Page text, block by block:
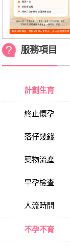
服務項目
計劃生育
終止懷孕
落仔幾錢
藥物流產
早孕檢查
人流時間
不孕不育